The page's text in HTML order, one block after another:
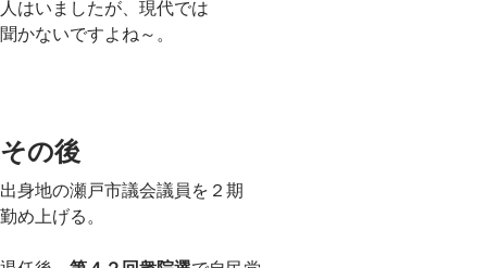
人はいましたが、現代では
聞かないですよね～。
その後
出身地の瀬戸市議会議員を２期
勤め上げる。